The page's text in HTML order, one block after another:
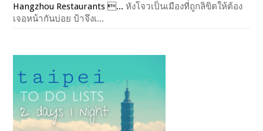
Hangzhou Restaurants ... หังโจวเป็นเมืองที่ถูกลิขิตให้ต้อง
เจอหน้ากันบ่อย ป้าจึงเ...